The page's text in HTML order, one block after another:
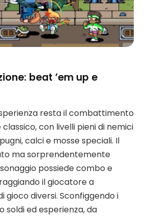
beat ’em up e
resta il combattimento
classico, con livelli pieni di nemici
calci e mosse speciali. Il
ma sorprendentemente
possiede combo e
il giocatore a
gioco diversi. Sconfiggendo i
soldi ed esperienza, da